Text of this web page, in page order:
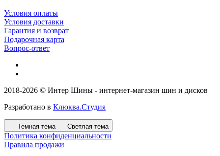
Условия оплаты
Условия доставки
Гарантия и возврат
Подарочная карта
Вопрос-ответ
2018-2026 © Интер Шины - интернет-магазин шин и дисков
Разработано в Клюква.Студия
Темная тема Светлая тема
Политика конфиденциальности
Правила продажи